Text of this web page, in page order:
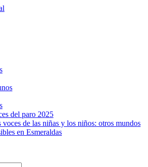
del paro 2025
voces de las niñas y los niños: otros mundos
en Esmeraldas